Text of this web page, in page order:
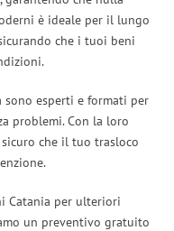
è ideale per il lungo
che i tuoi beni
esperti e formati per
problemi. Con la loro
sicuro che il tuo trasloco
Catania per ulteriori
un preventivo gratuito